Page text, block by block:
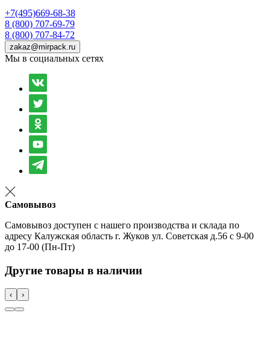
+7(495)669-68-38
8 (800) 707-69-79
8 (800) 707-84-72
zakaz@mirpack.ru
Мы в социальных сетях
Самовывоз
Самовывоз доступен с нашего производства и склада по
адресу Калужская область г. Жуков ул. Советская д.56 с 9-00
до 17-00 (Пн-Пт)
Другие товары в наличии
‹ ›